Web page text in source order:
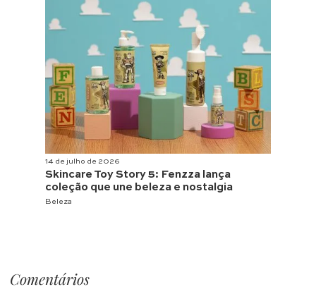
14 de julho de 2026
Skincare Toy Story 5: Fenzza lança
coleção que une beleza e nostalgia
Beleza
Comentários